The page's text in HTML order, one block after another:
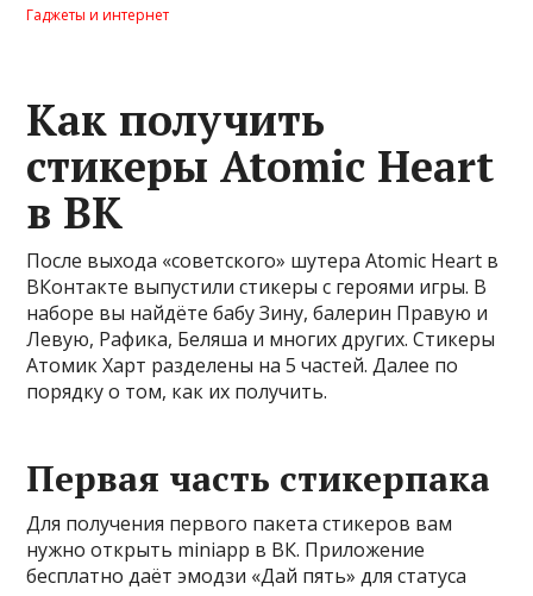
Гаджеты и интернет
Как получить
стикеры Atomic Heart
в ВК
После выхода «советского» шутера Atomic Heart в
ВКонтакте выпустили стикеры с героями игры. В
наборе вы найдёте бабу Зину, балерин Правую и
Левую, Рафика, Беляша и многих других. Стикеры
Атомик Харт разделены на 5 частей. Далее по
порядку о том, как их получить.
Первая часть стикерпака
Для получения первого пакета стикеров вам
нужно открыть miniapp в ВК. Приложение
бесплатно даёт эмодзи «Дай пять» для статуса